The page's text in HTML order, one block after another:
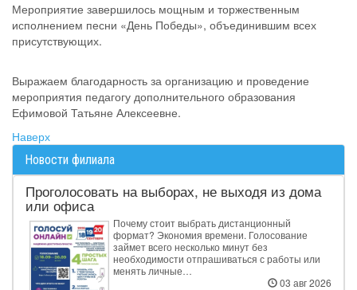
Мероприятие завершилось мощным и торжественным
исполнением песни «День Победы», объединившим всех
присутствующих.
Выражаем благодарность за организацию и проведение
мероприятия педагогу дополнительного образования
Ефимовой Татьяне Алексеевне.
Наверх
Новости филиала
Проголосовать на выборах, не выходя из дома
или офиса
Почему стоит выбрать дистанционный
формат? Экономия времени. Голосование
займет всего несколько минут без
необходимости отпрашиваться с работы или
менять личные…
03 авг 2026